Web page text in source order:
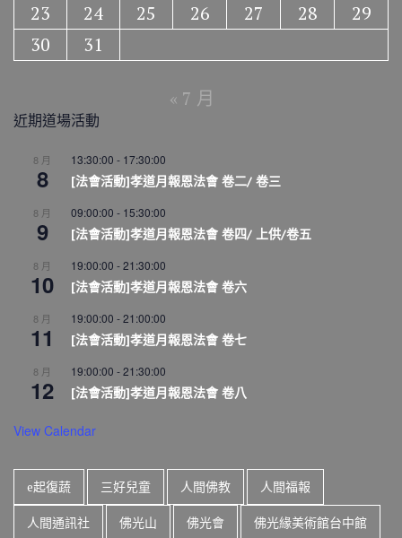
23
24 25 26 27 28
29
30
31
« 7 月
近期道場活動
8 月
8
13:30:00 - 17:30:00
[法會活動]孝道月報恩法會 卷二/ 卷三
8 月
9
09:00:00 - 15:30:00
[法會活動]孝道月報恩法會 卷四/ 上供/卷五
8 月
10
19:00:00 -21:30:00
[法會活動]孝道月報恩法會 卷六
8 月
11
19:00:00 -21:00:00
[法會活動]孝道月報恩法會 卷七
8 月
12
19:00:00 -21:30:00
[法會活動]孝道月報恩法會 卷八
View Calendar
e起復蔬 三好兒童 人間佛教 人間福報
人間通訊社 佛光山 佛光會 佛光緣美術館台中館